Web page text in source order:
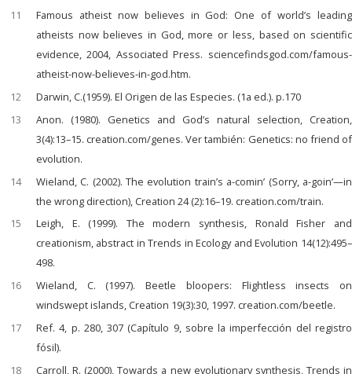
11
Famous atheist now believes in God: One of world’s leading
atheists now believes in God, more or less, based on scientific
evidence, 2004, Associated Press. sciencefindsgod.com/famous-
atheist-now-believes-in-god.htm.
12
Darwin, C.(1959). El Origen de las Especies. (1a ed.). p.170
13
Anon. (1980). Genetics and God’s natural selection, Creation,
3(4):13–15. creation.com/genes. Ver también: Genetics: no friend of
evolution.
14
Wieland, C. (2002). The evolution train’s a-comin’ (Sorry, a-goin’—in
the wrong direction), Creation 24 (2):16–19. creation.com/train.
15
Leigh, E. (1999). The modern synthesis, Ronald Fisher and
creationism, abstract in Trends in Ecology and Evolution 14(12):495–
498.
16
Wieland, C. (1997). Beetle bloopers: Flightless insects on
windswept islands, Creation 19(3):30, 1997. creation.com/beetle.
17
Ref. 4, p. 280, 307 (Capítulo 9, sobre la imperfección del registro
fósil).
18
Carroll, R. (2000), Towards a new evolutionary synthesis, Trends in